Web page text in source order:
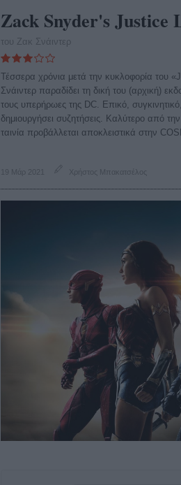
Zack Snyder's Justice
του Ζακ Σνάιντερ
Τέσσερα χρόνια μετά την κυκλοφορία του
Σνάιντερ παραδίδει τη δική του (αρχική)
τους υπερήρωες της DC. Επικό,
δημιουργήσει συζητήσεις. Καλύτερο από
ταινία προβάλλεται αποκλειστικά στην
19 Μάρ 2021 Χρήστος Μπακατσέλος